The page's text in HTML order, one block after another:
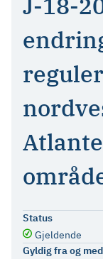
Status
Gjeldende
Gyldig fra og med